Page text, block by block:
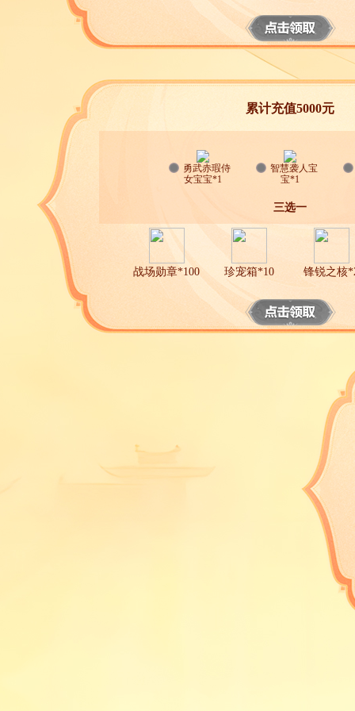
累计充值5000元
勇武赤瑕侍
女宝宝*1
智慧袭人宝
宝*1
三选一
战场勋章*100 珍宠箱*10 锋锐之核